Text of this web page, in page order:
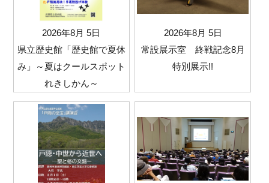
2026年8月 5日
県立歴史館「歴史館で夏休
み」～夏はクールスポット
れきしかん～
2026年8月 5日
常設展示室 終戦記念8月
特別展示!!